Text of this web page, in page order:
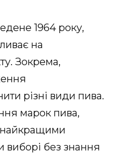
1964 року,
на
Зокрема,
різні види пива.
марок пива,
найкращими
виборі без знання